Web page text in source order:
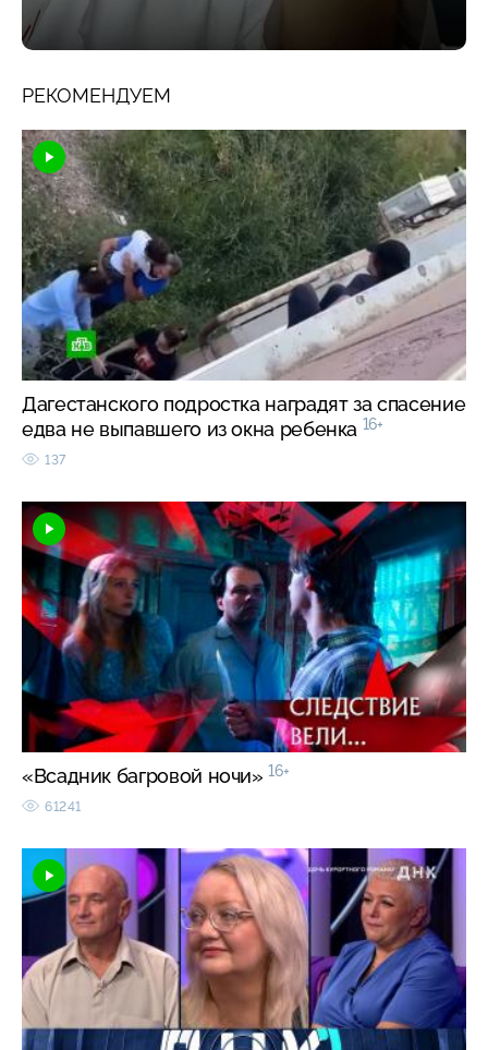
РЕКОМЕНДУЕМ
Дагестанского подростка наградят за спасение
едва не выпавшего из окна ребенка 16+
137
«Всадник багровой ночи» 16+
61241